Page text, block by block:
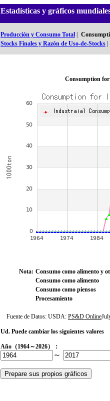
Estadísticas y gráficos
Producción y Consumo Total
Stocks Finales y Razón de Uso-de-Stocks
Consumption
Nota: Consumo como alimento y
Consumo como alimento
Consumo como piensos
Procesamiento
Fuente de Datos: USDA: PS&D Online
Ud. Puede cambiar los siguientes valores
Año（1964～2026）：
～